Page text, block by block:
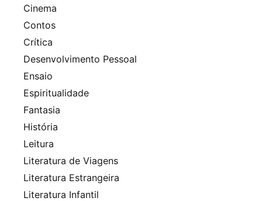
Cinema
Contos
Crítica
Desenvolvimento Pessoal
Ensaio
Espiritualidade
Fantasia
História
Leitura
Literatura de Viagens
Literatura Estrangeira
Literatura Infantil